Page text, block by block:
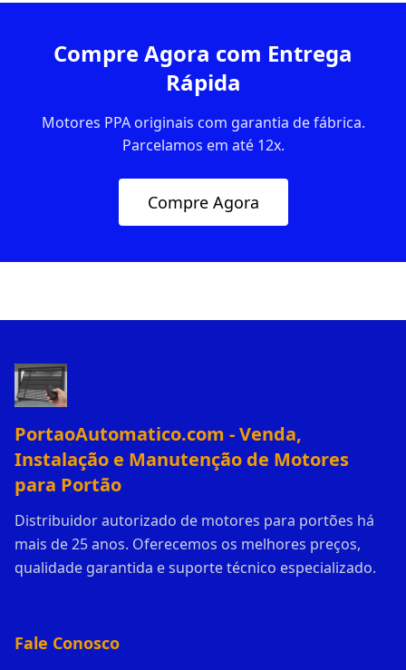
Compre Agora com Entrega
Rápida
Motores PPA originais com garantia de fábrica.
Parcelamos em até 12x.
Compre Agora
PortaoAutomatico.com - Venda,
Instalação e Manutenção de Motores
para Portão
Distribuidor autorizado de motores para portões há
mais de 25 anos. Oferecemos os melhores preços,
qualidade garantida e suporte técnico especializado.
Fale Conosco